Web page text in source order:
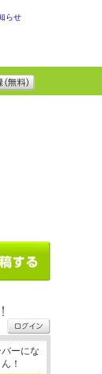
らせ
ーにな
！